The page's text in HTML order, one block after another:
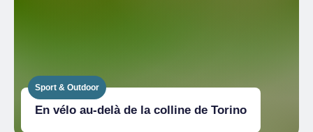
Sport & Outdoor
En vélo au-delà de la colline de Torino